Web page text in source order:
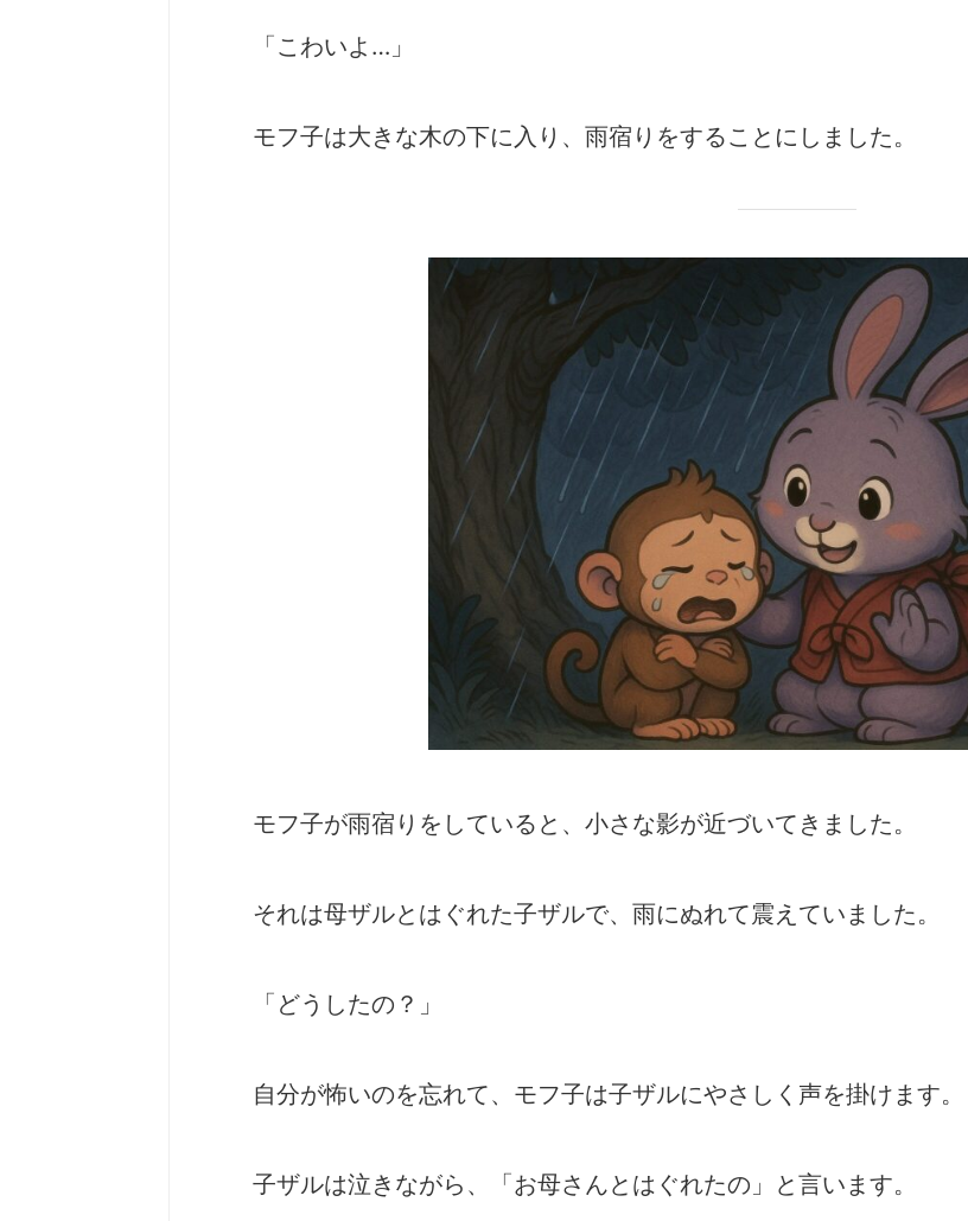
「こわいよ…」
モフ子は大きな木の下に入り、雨宿りをすることにしました。
モフ子が雨宿りをしていると、小さな影が近づいてきました。
それは母ザルとはぐれた子ザルで、雨にぬれて震えていました。
「どうしたの？」
自分が怖いのを忘れて、モフ子は子ザルにやさしく声を掛けます。
子ザルは泣きながら、「お母さんとはぐれたの」と言います。